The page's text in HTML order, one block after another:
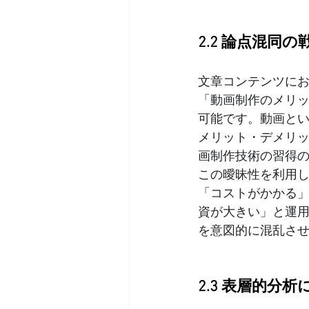
2.2 論点混同の
文章コンテンツに
「動画制作のメリ
可能です。動画と
メリット・デメリ
画制作技術の習得
この曖昧性を利用
「コストがかかる
資が大きい」と運
を意図的に混乱さ
2.3 表層的分析